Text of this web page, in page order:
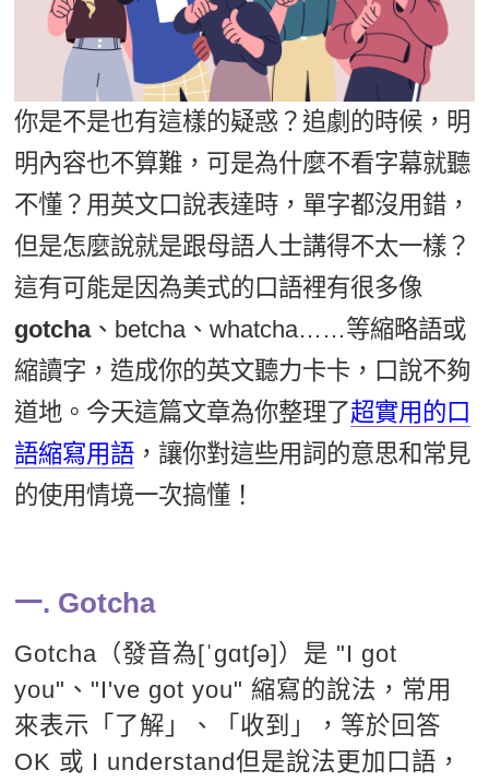
開口溜英文
旅遊英文
基礎字彙
情境閱讀
英文文法技巧
英文寫作
Cengage TED Talks
CNN聽力強化
新聞英文
英語俱樂部
ECAM
Let's Talk
日語
韓語
西班牙語
外語即時通
兒童美語
更多
一對一家教
企業訓練
點讀筆教材
數位學習教材
活動花絮
Recruiting
你是不是也有這樣的疑惑？追劇的時候，明
明內容也不算難，可是為什麼不看字幕就聽
不懂？用英文口說表達時，單字都沒用錯，
但是怎麼說就是跟母語人士講得不太一樣？
這有可能是因為美式的口語裡有很多像
gotcha、betcha、whatcha……等縮略語或
縮讀字，造成你的英文聽力卡卡，口說不夠
道地。今天這篇文章為你整理了超實用的口
語縮寫用語 ，讓你對這些用詞的意思和常見
的使用情境一次搞懂！
一. Gotcha
Gotcha（發音為[ˈɡɑtʃə]）是 "I got
you"、"I've got you" 縮寫的說法，常用
來表示「了解」、「收到」，等於回答
OK 或 I understand但是說法更加口語，